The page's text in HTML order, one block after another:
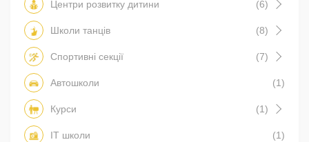
Центри розвитку дитини (6)
Школи танців (8)
Спортивні секції (7)
Автошколи (1)
Курси (1)
IT школи (1)